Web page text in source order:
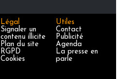
Légal
Signaler un
contenu illicite
Plan du site
RGPD
Cookies
Utiles
Contact
Publicité
Agenda
La presse en
parle